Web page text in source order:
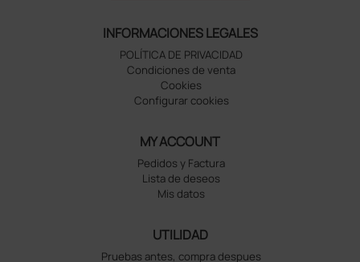
INFORMACIONES LEGALES
POLÍTICA DE PRIVACIDAD
Condiciones de venta
Cookies
Configurar cookies
MY ACCOUNT
Pedidos y Factura
Lista de deseos
Mis datos
UTILIDAD
Pruebas antes, compra despues